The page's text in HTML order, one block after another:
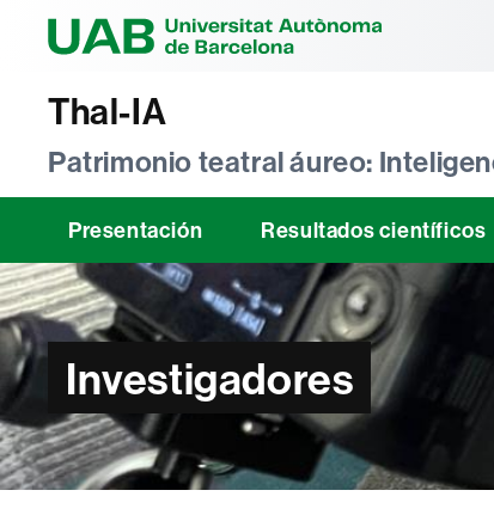
Thal-IA
Patrimonio teatral áureo:
Presentación Resultados científicos
Investigadores